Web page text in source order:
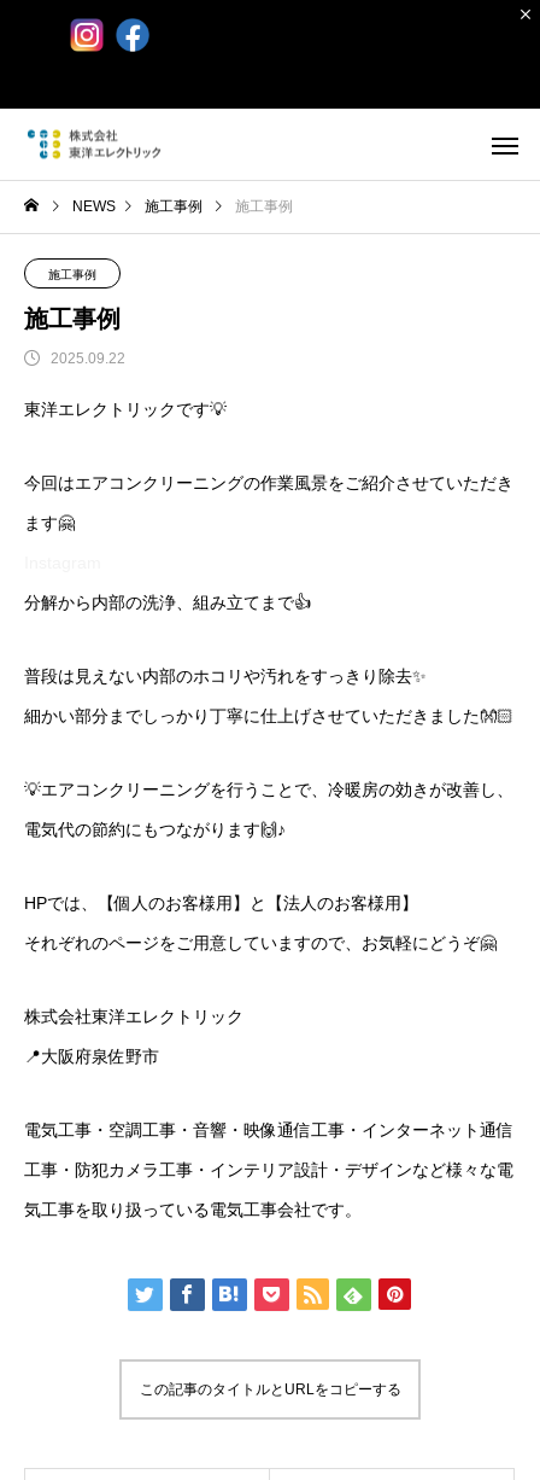
NEWS 施工事例 施工事例
施工事例
施工事例
2025.09.22
東洋エレクトリックです💡
今回はエアコンクリーニングの作業風景をご紹介させていただき
ます🤗
分解から内部の洗浄、組み立てまで👍
普段は見えない内部のホコリや汚れをすっきり除去✨
細かい部分までしっかり丁寧に仕上げさせていただきました👐🏻
💡エアコンクリーニングを行うことで、冷暖房の効きが改善し、
電気代の節約にもつながります🙌♪
HPでは、【個人のお客様用】と【法人のお客様用】
それぞれのページをご用意していますので、お気軽にどうぞ🤗
株式会社東洋エレクトリック
📍大阪府泉佐野市
電気工事・空調工事・音響・映像通信工事・インターネット通信
工事・防犯カメラ工事・インテリア設計・デザインなど様々な電
気工事を取り扱っている電気工事会社です。
この記事のタイトルとURLをコピーする